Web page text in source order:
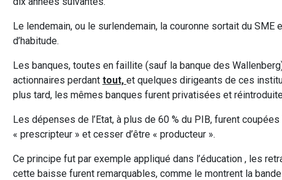
Le lendemain, ou le surlendemain, la couronne sortait du
d’habitude.
Les banques, toutes en faillite (sauf la banque des
actionnaires perdant tout, et quelques dirigeants de ces
plus tard, les mêmes banques furent privatisées et
Les dépenses de l’Etat, à plus de 60 % du PIB, furent
« prescripteur » et cesser d’être « producteur ».
Ce principe fut par exemple appliqué dans l’éducation , les
cette baisse furent remarquables, comme le montrent la